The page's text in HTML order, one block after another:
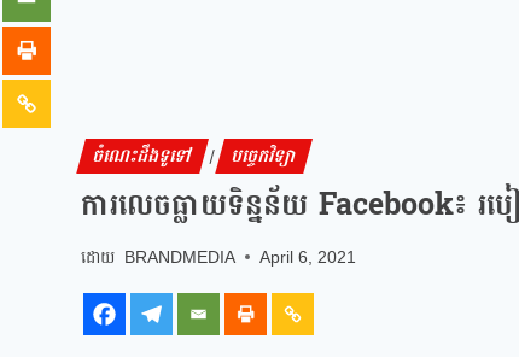
ចំណេះដឹងទូទៅ | បច្ចេកវិទ្យា
ការលេចធ្លាយទិន្នន័យ Facebook៖ រ
BRANDMEDIA April 6, 2021